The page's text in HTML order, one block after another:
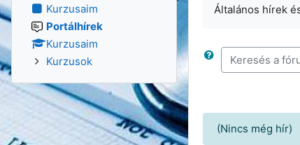
Általános hírek
Keresés a
(Nincs még hír)
Kurzusaim
Portálhírek
Kurzusaim
Kurzusok